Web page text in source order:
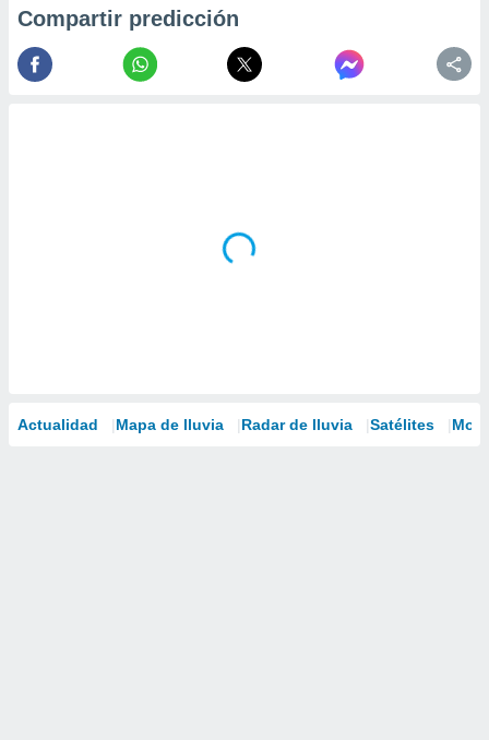
Compartir predicción
Actualidad Mapa de lluvia Radar de lluvia Satélites